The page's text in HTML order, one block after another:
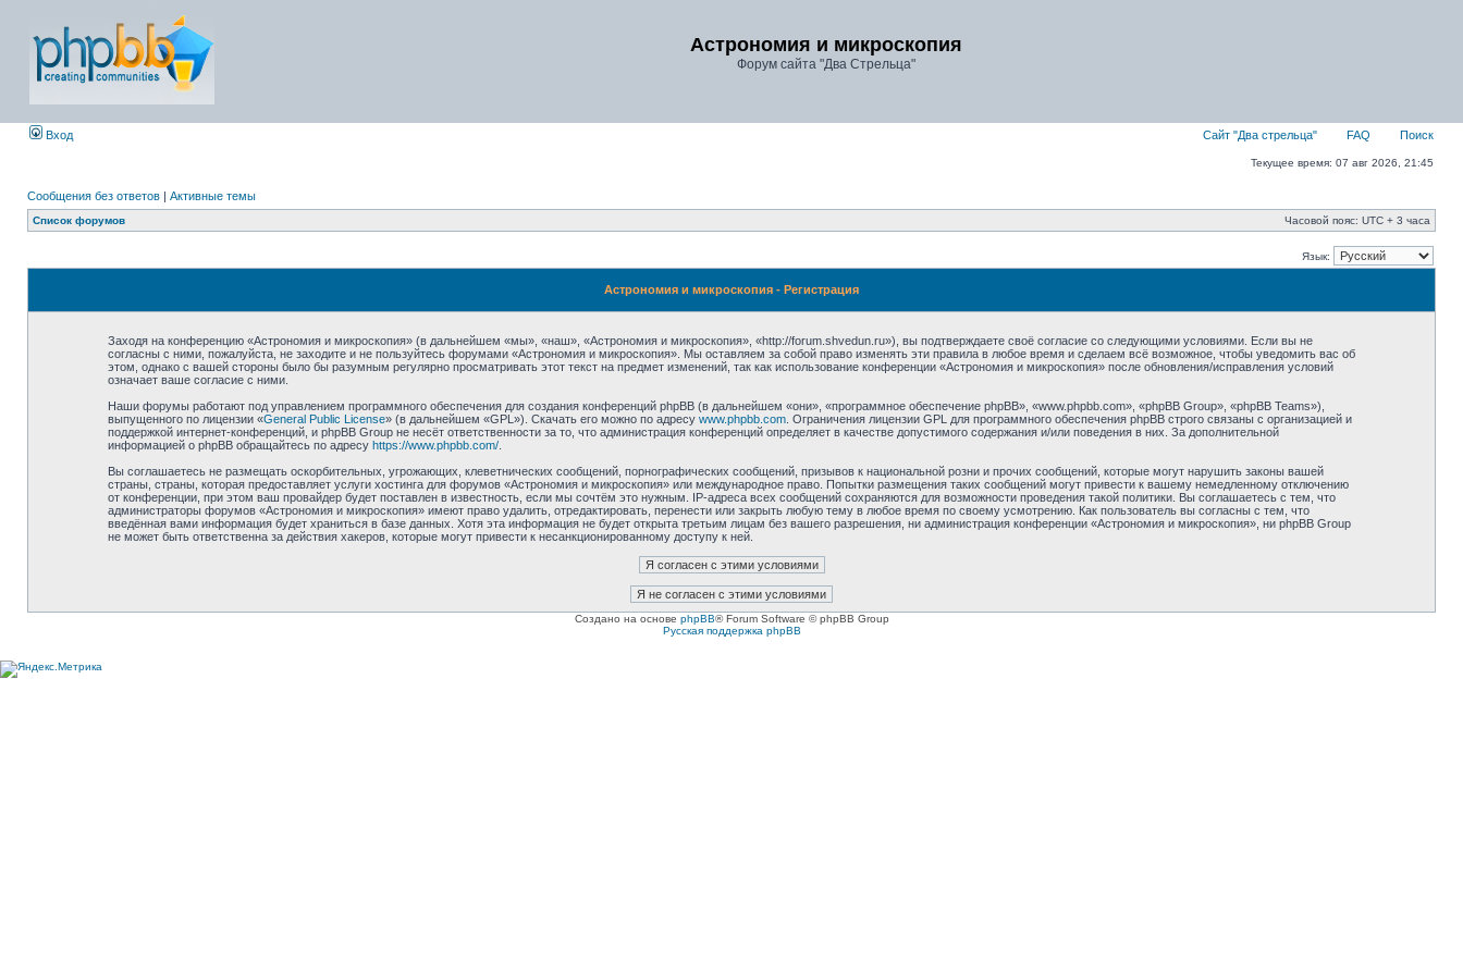
Астрономия и микроскопия
Форум сайта "Два Стрельца"
Вход Сайт "Два стрельца" FAQ Поиск
Текущее время: 07 авг 2026, 21:45
Сообщения без ответов | Активные темы
Список форумов Часовой пояс: UTC + 3 часа
Язык:
Астрономия и микроскопия - Регистрация
Заходя на конференцию «Астрономия и микроскопия» (в дальнейшем «мы», «наш», «Астрономия и микроскопия», «http://forum.shvedun.ru»), вы подтверждаете своё согласие со следующими условиями. Если вы не
согласны с ними, пожалуйста, не заходите и не пользуйтесь форумами «Астрономия и микроскопия». Мы оставляем за собой право изменять эти правила в любое время и сделаем всё возможное, чтобы уведомить вас об
этом, однако с вашей стороны было бы разумным регулярно просматривать этот текст на предмет изменений, так как использование конференции «Астрономия и микроскопия» после обновления/исправления условий
означает ваше согласие с ними.
Наши форумы работают под управлением программного обеспечения для создания конференций phpBB (в дальнейшем «они», «программное обеспечение phpBB», «www.phpbb.com», «phpBB Group», «phpBB Teams»),
выпущенного по лицензии «General Public License» (в дальнейшем «GPL»). Скачать его можно по адресу www.phpbb.com. Ограничения лицензии GPL для программного обеспечения phpBB строго связаны с организацией и
поддержкой интернет-конференций, и phpBB Group не несёт ответственности за то, что администрация конференций определяет в качестве допустимого содержания и/или поведения в них. За дополнительной
информацией о phpBB обращайтесь по адресу https://www.phpbb.com/.
Вы соглашаетесь не размещать оскорбительных, угрожающих, клеветнических сообщений, порнографических сообщений, призывов к национальной розни и прочих сообщений, которые могут нарушить законы вашей
страны, страны, которая предоставляет услуги хостинга для форумов «Астрономия и микроскопия» или международное право. Попытки размещения таких сообщений могут привести к вашему немедленному отключению
от конференции, при этом ваш провайдер будет поставлен в известность, если мы сочтём это нужным. IP-адреса всех сообщений сохраняются для возможности проведения такой политики. Вы соглашаетесь с тем, что
администраторы форумов «Астрономия и микроскопия» имеют право удалить, отредактировать, перенести или закрыть любую тему в любое время по своему усмотрению. Как пользователь вы согласны с тем, что
введённая вами информация будет храниться в базе данных. Хотя эта информация не будет открыта третьим лицам без вашего разрешения, ни администрация конференции «Астрономия и микроскопия», ни phpBB Group
не может быть ответственна за действия хакеров, которые могут привести к несанкционированному доступу к ней.
Создано на основе phpBB® Forum Software © phpBB Group
Русская поддержка phpBB